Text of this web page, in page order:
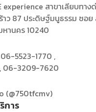
experience สาขาเลียบทา
ว 87 ประดิษฐ์มนูธรรม ซอ
หานคร 10240
06-5523-1770 ,
, 06-3209-7620
(@750tfcmv)
การ